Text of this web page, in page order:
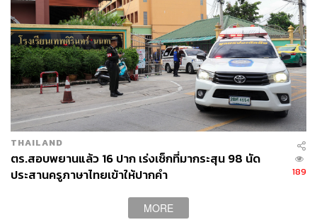
THAILAND
ตร.สอบพยานแล้ว 16 ปาก เร่งเช็กที่มากระสุน 98 นัด
ประสานครูภาษาไทยเข้าให้ปากคำ
189
MORE